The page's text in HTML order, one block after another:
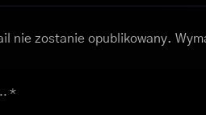
nie zostanie opublikowany.